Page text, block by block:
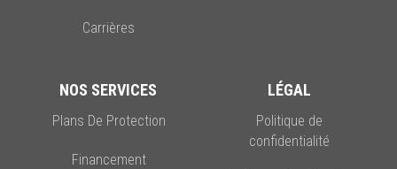
Carrières
NOS SERVICES
Plans De Protection
Financement
LÉGAL
Politique de
confidentialité